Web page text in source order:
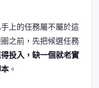
上的任務屬不屬於這
之前，先把候選任務
投入，缺一個就老實
。